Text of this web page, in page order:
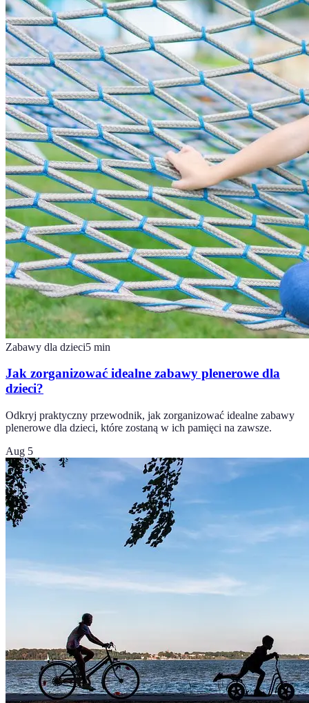
Zabawy dla dzieci5 min
Jak zorganizować idealne zabawy plenerowe dla
dzieci?
Odkryj praktyczny przewodnik, jak zorganizować idealne zabawy
plenerowe dla dzieci, które zostaną w ich pamięci na zawsze.
Aug 5